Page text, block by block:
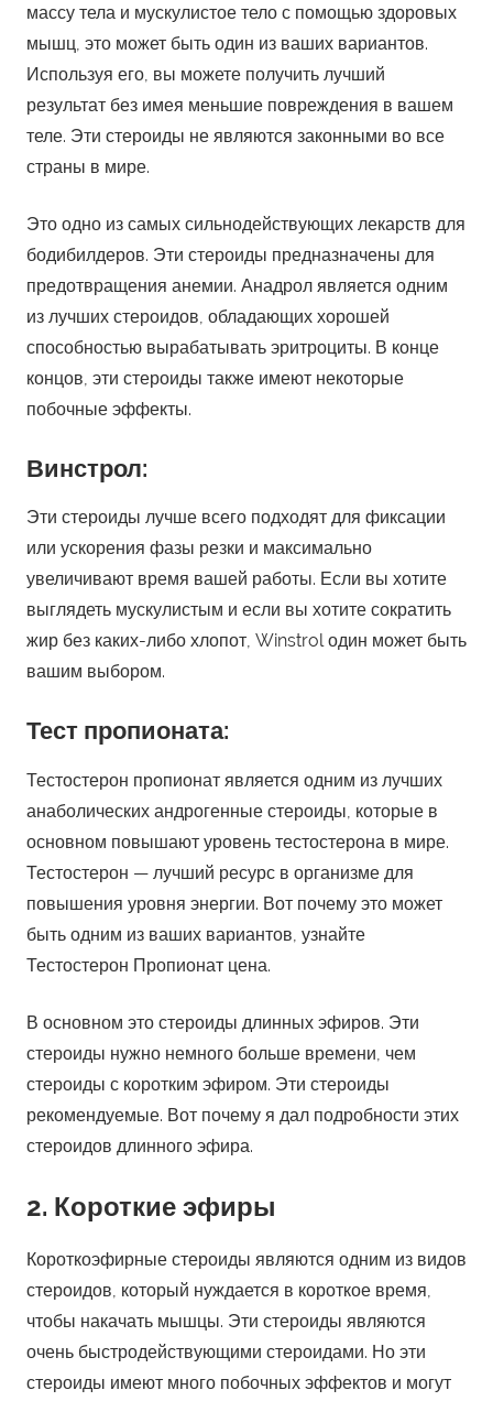
массу тела и мускулистое тело с помощью здоровых
мышц, это может быть один из ваших вариантов.
Используя его, вы можете получить лучший
результат без имея меньшие повреждения в вашем
теле. Эти стероиды не являются законными во все
страны в мире.
Это одно из самых сильнодействующих лекарств для
бодибилдеров. Эти стероиды предназначены для
предотвращения анемии. Анадрол является одним
из лучших стероидов, обладающих хорошей
способностью вырабатывать эритроциты. В конце
концов, эти стероиды также имеют некоторые
побочные эффекты.
Винстрол:
Эти стероиды лучше всего подходят для фиксации
или ускорения фазы резки и максимально
увеличивают время вашей работы. Если вы хотите
выглядеть мускулистым и если вы хотите сократить
жир без каких-либо хлопот, Winstrol один может быть
вашим выбором.
Тест пропионата:
Тестостерон пропионат является одним из лучших
анаболических андрогенные стероиды, которые в
основном повышают уровень тестостерона в мире.
Тестостерон — лучший ресурс в организме для
повышения уровня энергии. Вот почему это может
быть одним из ваших вариантов, узнайте
Тестостерон Пропионат цена.
В основном это стероиды длинных эфиров. Эти
стероиды нужно немного больше времени, чем
стероиды с коротким эфиром. Эти стероиды
рекомендуемые. Вот почему я дал подробности этих
стероидов длинного эфира.
2. Короткие эфиры
Короткоэфирные стероиды являются одним из видов
стероидов, который нуждается в короткое время,
чтобы накачать мышцы. Эти стероиды являются
очень быстродействующими стероидами. Но эти
стероиды имеют много побочных эффектов и могут